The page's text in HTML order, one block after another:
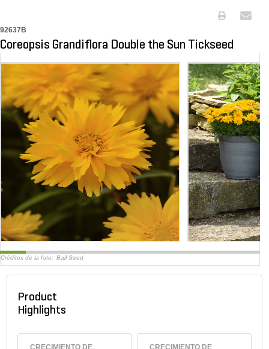
92637B
Coreopsis Grandiflora Double the Sun Tickseed
Créditos de la foto: Ball Seed
Product
Highlights